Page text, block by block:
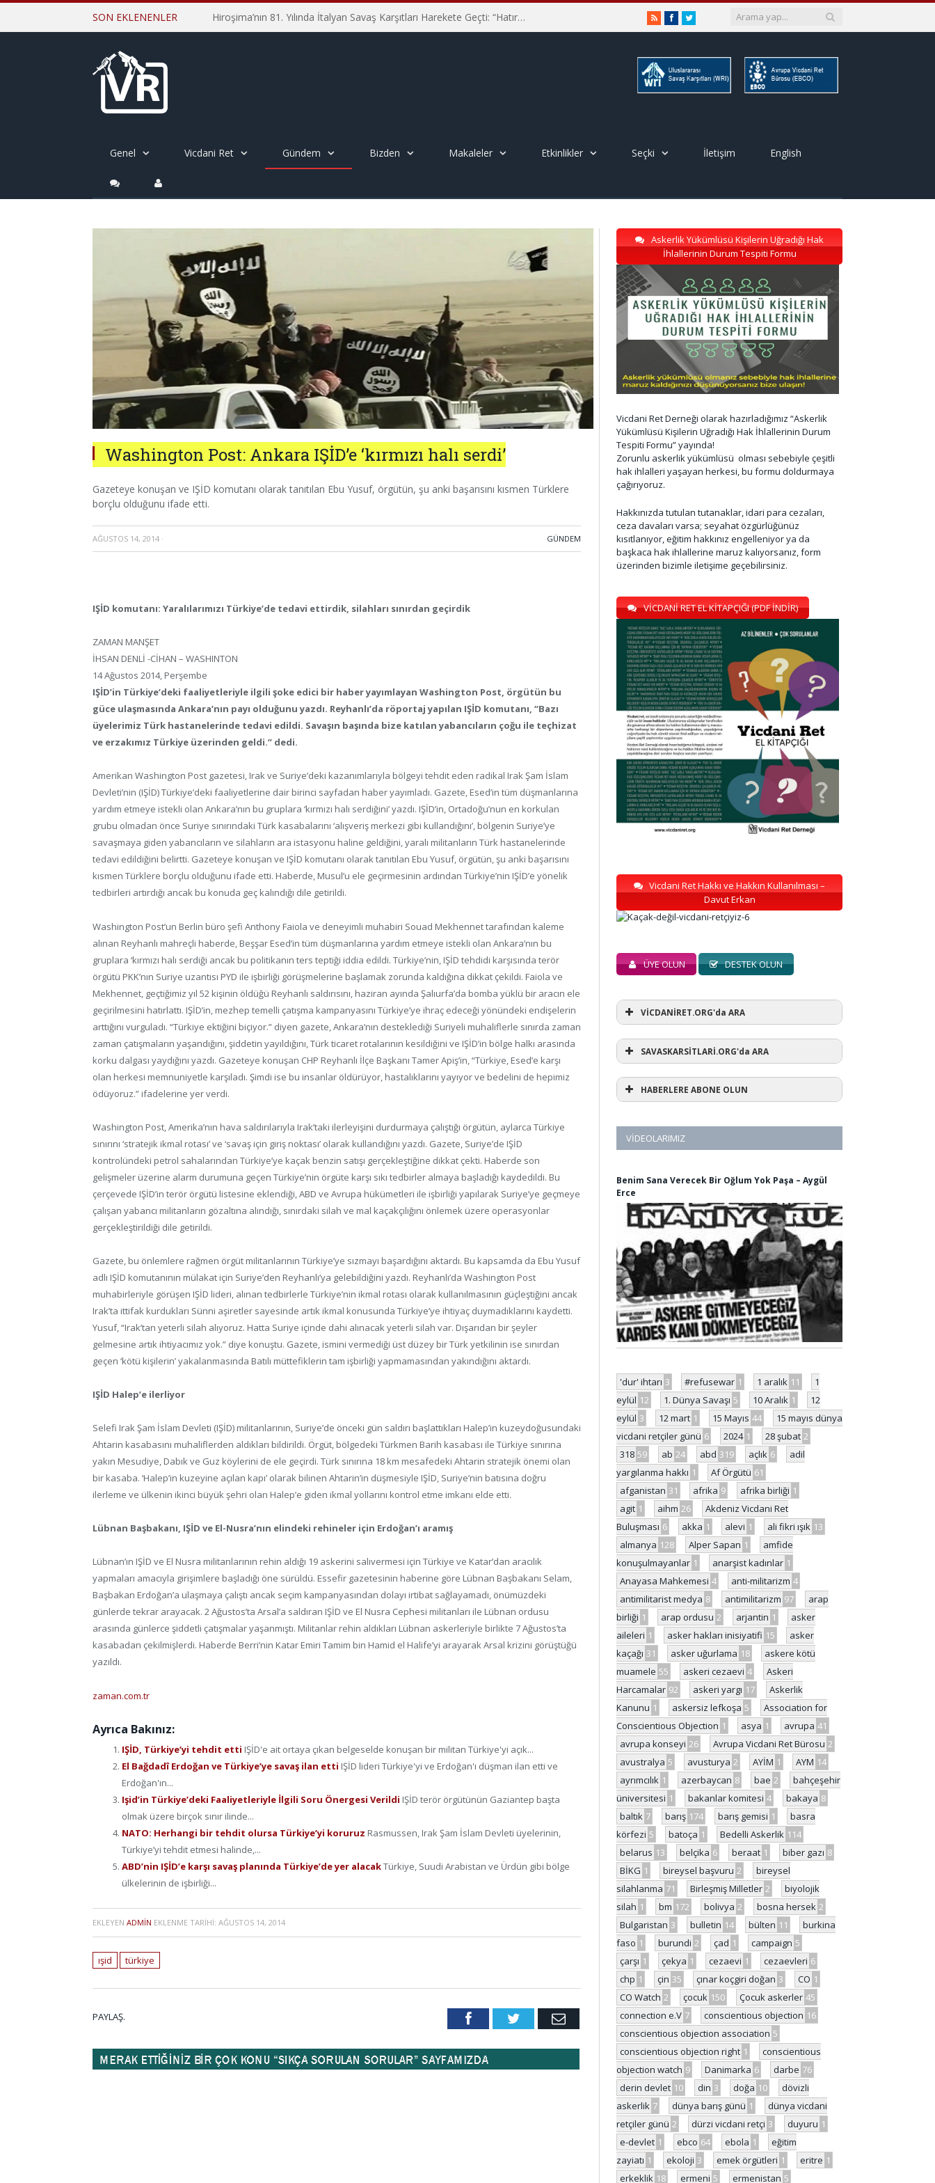
SON EKLENENLER Hiroşima’nın 81. Yılında İtalyan Savaş Karşıtları Harekete Geçti: “Hatırlamak yeterli değil” RSSFacebookTwitter
Genel Vicdani Ret Gündem Bizden Makaleler Etkinlikler Seçki İletişim English
Washington Post: Ankara IŞİD’e ‘kırmızı halı serdi’
Gazeteye konuşan ve IŞİD komutanı olarak tanıtılan Ebu Yusuf, örgütün, şu anki başarısını kısmen Türklere
borçlu olduğunu ifade etti.
AĞUSTOS 14, 2014 · GÜNDEM
IŞİD komutanı: Yaralılarımızı Türkiye’de tedavi ettirdik, silahları sınırdan geçirdik
ZAMAN MANŞET
İHSAN DENLİ -CİHAN – WASHINTON
14 Ağustos 2014, Perşembe
IŞİD’in Türkiye’deki faaliyetleriyle ilgili şoke edici bir haber yayımlayan Washington Post, örgütün bu
güce ulaşmasında Ankara’nın payı olduğunu yazdı. Reyhanlı’da röportaj yapılan IŞİD komutanı, “Bazı
üyelerimiz Türk hastanelerinde tedavi edildi. Savaşın başında bize katılan yabancıların çoğu ile teçhizat
ve erzakımız Türkiye üzerinden geldi.” dedi.
Amerikan Washington Post gazetesi, Irak ve Suriye’deki kazanımlarıyla bölgeyi tehdit eden radikal Irak Şam İslam
Devleti’nin (IŞİD) Türkiye’deki faaliyetlerine dair birinci sayfadan haber yayımladı. Gazete, Esed’in tüm düşmanlarına
yardım etmeye istekli olan Ankara’nın bu gruplara ‘kırmızı halı serdiğini’ yazdı. IŞİD’in, Ortadoğu’nun en korkulan
grubu olmadan önce Suriye sınırındaki Türk kasabalarını ‘alışveriş merkezi gibi kullandığını’, bölgenin Suriye’ye
savaşmaya giden yabancıların ve silahların ara istasyonu haline geldiğini, yaralı militanların Türk hastanelerinde
tedavi edildiğini belirtti. Gazeteye konuşan ve IŞİD komutanı olarak tanıtılan Ebu Yusuf, örgütün, şu anki başarısını
kısmen Türklere borçlu olduğunu ifade etti. Haberde, Musul’u ele geçirmesinin ardından Türkiye’nin IŞİD’e yönelik
tedbirleri artırdığı ancak bu konuda geç kalındığı dile getirildi.
Washington Post’un Berlin büro şefi Anthony Faiola ve deneyimli muhabiri Souad Mekhennet tarafından kaleme
alınan Reyhanlı mahreçli haberde, Beşşar Esed’in tüm düşmanlarına yardım etmeye istekli olan Ankara’nın bu
gruplara ‘kırmızı halı serdiği ancak bu politikanın ters teptiği iddia edildi. Türkiye’nin, IŞİD tehdidi karşısında terör
örgütü PKK’nın Suriye uzantısı PYD ile işbirliği görüşmelerine başlamak zorunda kaldığına dikkat çekildi. Faiola ve
Mekhennet, geçtiğimiz yıl 52 kişinin öldüğü Reyhanlı saldırısını, haziran ayında Şalıurfa’da bomba yüklü bir aracın ele
geçirilmesini hatırlattı. IŞİD’in, mezhep temelli çatışma kampanyasını Türkiye’ye ihraç edeceği yönündeki endişelerin
arttığını vurguladı. “Türkiye ektiğini biçiyor.” diyen gazete, Ankara’nın desteklediği Suriyeli muhaliflerle sınırda zaman
zaman çatışmaların yaşandığını, şiddetin yayıldığını, Türk ticaret rotalarının kesildiğini ve IŞİD’in bölge halkı arasında
korku dalgası yaydığını yazdı. Gazeteye konuşan CHP Reyhanlı İlçe Başkanı Tamer Apiş’in, “Türkiye, Esed’e karşı
olan herkesi memnuniyetle karşıladı. Şimdi ise bu insanlar öldürüyor, hastalıklarını yayıyor ve bedelini de hepimiz
ödüyoruz.” ifadelerine yer verdi.
Washington Post, Amerika’nın hava saldırılarıyla Irak’taki ilerleyişini durdurmaya çalıştığı örgütün, aylarca Türkiye
sınırını ‘stratejik ikmal rotası’ ve ‘savaş için giriş noktası’ olarak kullandığını yazdı. Gazete, Suriye’de IŞİD
kontrolündeki petrol sahalarından Türkiye’ye kaçak benzin satışı gerçekleştiğine dikkat çekti. Haberde son
gelişmeler üzerine alarm durumuna geçen Türkiye’nin örgüte karşı sıkı tedbirler almaya başladığı kaydedildi. Bu
çerçevede IŞİD’in terör örgütü listesine eklendiği, ABD ve Avrupa hükümetleri ile işbirliği yapılarak Suriye’ye geçmeye
çalışan yabancı militanların gözaltına alındığı, sınırdaki silah ve mal kaçakçılığını önlemek üzere operasyonlar
gerçekleştirildiği dile getirildi.
Gazete, bu önlemlere rağmen örgüt militanlarının Türkiye’ye sızmayı başardığını aktardı. Bu kapsamda da Ebu Yusuf
adlı IŞİD komutanının mülakat için Suriye’den Reyhanlı’ya gelebildiğini yazdı. Reyhanlı’da Washington Post
muhabirleriyle görüşen IŞİD lideri, alınan tedbirlerle Türkiye’nin ikmal rotası olarak kullanılmasının güçleştiğini ancak
Irak’ta ittifak kurdukları Sünni aşiretler sayesinde artık ikmal konusunda Türkiye’ye ihtiyaç duymadıklarını kaydetti.
Yusuf, “Irak’tan yeterli silah alıyoruz. Hatta Suriye içinde dahi alınacak yeterli silah var. Dışarıdan bir şeyler
gelmesine artık ihtiyacımız yok.” diye konuştu. Gazete, ismini vermediği üst düzey bir Türk yetkilinin ise sınırdan
geçen ‘kötü kişilerin’ yakalanmasında Batılı müttefiklerin tam işbirliği yapmamasından yakındığını aktardı.
IŞİD Halep’e ilerliyor
Selefi Irak Şam İslam Devleti (IŞİD) militanlarının, Suriye’de önceki gün saldırı başlattıkları Halep’in kuzeydoğusundaki
Ahtarin kasabasını muhaliflerden aldıkları bildirildi. Örgüt, bölgedeki Türkmen Barih kasabası ile Türkiye sınırına
yakın Mesudiye, Dabık ve Guz köylerini de ele geçirdi. Türk sınırına 18 km mesafedeki Ahtarin stratejik önemi olan
bir kasaba. ‘Halep’in kuzeyine açılan kapı’ olarak bilinen Ahtarin’in düşmesiyle IŞİD, Suriye’nin batısına doğru
ilerleme ve ülkenin ikinci büyük şehri olan Halep’e giden ikmal yollarını kontrol etme imkanı elde etti.
Lübnan Başbakanı, IŞİD ve El-Nusra’nın elindeki rehineler için Erdoğan’ı aramış
Lübnan’ın IŞİD ve El Nusra militanlarının rehin aldığı 19 askerini salıvermesi için Türkiye ve Katar’dan aracılık
yapmaları amacıyla girişimlere başladığı öne sürüldü. Essefir gazetesinin haberine göre Lübnan Başbakanı Selam,
Başbakan Erdoğan’a ulaşmaya çalıştı ancak seçim kampanyasından dolayı irtibat sağlayamadı, önümüzdeki
günlerde tekrar arayacak. 2 Ağustos’ta Arsal’a saldıran IŞİD ve El Nusra Cephesi militanları ile Lübnan ordusu
arasında günlerce şiddetli çatışmalar yaşanmıştı. Militanlar rehin aldıkları Lübnan askerleriyle birlikte 7 Ağustos’ta
kasabadan çekilmişlerdi. Haberde Berri’nin Katar Emiri Tamim bin Hamid el Halife’yi arayarak Arsal krizini görüştüğü
yazıldı.
zaman.com.tr
Ayrıca Bakınız:
IŞİD, Türkiye’yi tehdit etti IŞİD'e ait ortaya çıkan belgeselde konuşan bir militan Türkiye'yi açık...
El Bağdadî Erdoğan ve Türkiye’ye savaş ilan etti IŞİD lideri Türkiye'yi ve Erdoğan'ı düşman ilan etti ve
Erdoğan'ın...
Işid’in Türkiye’deki Faaliyetleriyle İlgili Soru Önergesi Verildi IŞİD terör örgütünün Gaziantep başta
olmak üzere birçok sınır ilinde...
NATO: Herhangi bir tehdit olursa Türkiye’yi koruruz Rasmussen, Irak Şam İslam Devleti üyelerinin,
Türkiye’yi tehdit etmesi halinde,...
ABD’nin IŞİD’e karşı savaş planında Türkiye’de yer alacakTürkiye, Suudi Arabistan ve Ürdün gibi bölge
ülkelerinin de işbirliği...
EKLEYEN ADMIN EKLENME TARIHI: AĞUSTOS 14, 2014
ışid türkiye
PAYLAŞ. FacebookTwitter Email
Askerlik Yükümlüsü Kişilerin Uğradığı Hak
İhlallerinin Durum Tespiti Formu
Vicdani Ret Derneği olarak hazırladığımız “Askerlik
Yükümlüsü Kişilerin Uğradığı Hak İhlallerinin Durum
Tespiti Formu” yayında!
Zorunlu askerlik yükümlüsü olması sebebiyle çeşitli
hak ihlalleri yaşayan herkesi, bu formu doldurmaya
çağırıyoruz.
Hakkınızda tutulan tutanaklar, idari para cezaları,
ceza davaları varsa; seyahat özgürlüğünüz
kısıtlanıyor, eğitim hakkınız engelleniyor ya da
başkaca hak ihlallerine maruz kalıyorsanız, form
üzerinden bizimle iletişime geçebilirsiniz.
VİCDANİ RET EL KİTAPÇIĞI (PDF İNDİR)
Vicdani Ret Hakkı ve Hakkın Kullanılması –
Davut Erkan
ÜYE OLUN DESTEK OLUN
VİCDANİRET.ORG'da ARA
SAVASKARSİTLARİ.ORG'da ARA
HABERLERE ABONE OLUN
VIDEOLARIMIZ
Benim Sana Verecek Bir Oğlum Yok Paşa – Aygül
Erce
'dur' ihtarı 3 #refusewar 1 1 aralık 11
1
eylül 12 1. Dünya Savaşı 5 10 Aralık 1
12
eylül 3 12 mart 1 15 Mayıs 44
15 mayıs dünya
vicdani retçiler günü 6 2024 1 28 şubat 2
318 59 ab 24 abd 319 açlık 6
adil
yargılanma hakkı 1 Af Örgütü 61
afganistan 31 afrika 9 afrika birliği 1
agit 1 aihm 26
Akdeniz Vicdani Ret
Buluşması 6 akka 1 alevi 1 ali fikri ışık 13
almanya 128 Alper Sapan 1
amfide
konuşulmayanlar 1 anarşist kadınlar 1
Anayasa Mahkemesi 4 anti-militarizm 4
antimilitarist medya 8 antimilitarizm 97
arap
birliği 1 arap ordusu 2 arjantin 1
asker
aileleri 1 asker hakları inisiyatifi 15
asker
kaçağı 31 asker uğurlama 18
askere kötü
muamele 55 askeri cezaevi 4
Askeri
Harcamalar 92 askeri yargı 17
Askerlik
Kanunu 1 askersiz lefkoşa 5
Association for
Conscientious Objection 1 asya 1 avrupa 41
avrupa konseyi 26 Avrupa Vicdani Ret Bürosu 2
avustralya 5 avusturya 2 AYİM 1 AYM 14
ayrımcılık 1 azerbaycan 8 bae 2
bahçeşehir
üniversitesi 1 bakanlar komitesi 4 bakaya 8
baltık 7 barış 174 barış gemisi 1
basra
körfezi 5 batoça 1 Bedelli Askerlik 114
belarus 13 belçika 6 beraat 1 biber gazı 8
BİKG 1 bireysel başvuru 2
bireysel
silahlanma 71 Birleşmiş Milletler 2
biyolojik
silah 1 bm 172 bolivya 2 bosna hersek 2
Bulgaristan 3 bulletin 14 bülten 11
burkina
faso 1 burundi 2 çad 1 campaign 5
çarşı 1 çekya 1 cezaevi 1 cezaevleri 6
chp 1 çin 35 çınar koçgiri doğan 3 CO 1
CO Watch 2 çocuk 150 Çocuk askerler 45
connection e.V 7 conscientious objection 16
conscientious objection association 5
conscientious objection right 1
conscientious
objection watch 9 Danimarka 6 darbe 76
derin devlet 10 din 3 doğa 10
dövizli
askerlik 7 dünya barış günü 1
dünya vicdani
retçiler günü 2 dürzi vicdani retçi 3 duyuru 1
e-devlet 1 ebco 64 ebola 1
eğitim
zayiatı 1 ekoloji 3 emek örgütleri 1 eritre 1
erkeklik 18 ermeni 5 ermenistan 5